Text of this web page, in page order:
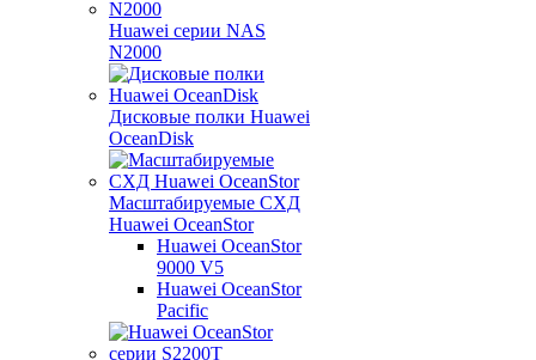
Huawei серии NAS
N2000
Дисковые полки Huawei
OceanDisk
Масштабируемые СХД
Huawei OceanStor
Huawei OceanStor
9000 V5
Huawei OceanStor
Pacific